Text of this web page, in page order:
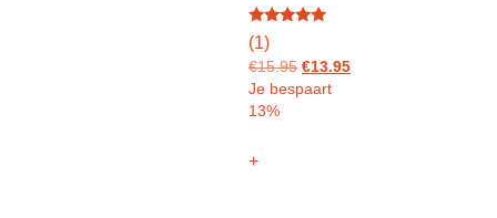
Gewaardeerd
5.00
uit 5
(1)
€15.95 €13.95
Je bespaart
13%
+